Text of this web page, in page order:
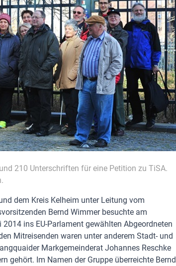
210 Unterschriften für eine Petition zu TiSA.
dem Kreis Kelheim unter Leitung vom
Bernd Wimmer besuchte am
ins EU-Parlament gewählten Abgeordneten
Mitreisenden waren unter anderem Stadt- und
Markgemeinderat Johannes Reschke
gehört. Im Namen der Gruppe überreichte Bernd